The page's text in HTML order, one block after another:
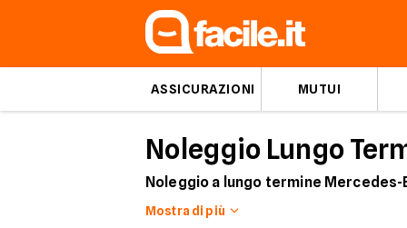
ASSICURAZIONI MUTUI
Noleggio Lungo
Noleggio a lungo termine Mercedes-
Approfitta delle migliori soluzioni di
Mostra di più